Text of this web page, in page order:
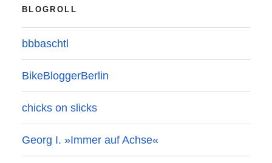
BLOGROLL
bbbaschtl
BikeBloggerBerlin
chicks on slicks
Georg I. »Immer auf Achse«